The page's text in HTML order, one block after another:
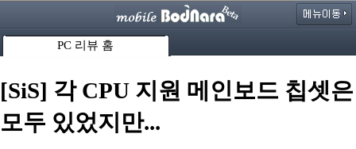
PC 리뷰 홈
[SiS] 각 CPU 지원 메인보드 칩셋은
모두 있었지만...